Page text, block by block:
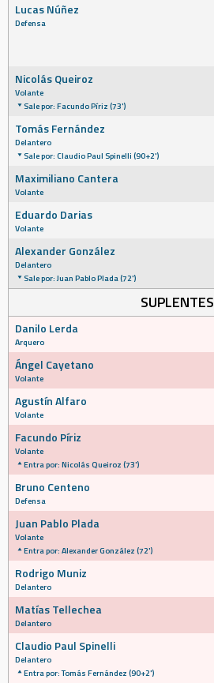
Lucas Núñez
Defensa
Nicolás Queiroz
Volante
Sale por: Facundo Píriz (73')
Tomás Fernández
Delantero
Sale por: Claudio Paul Spinelli (90+2')
Maximiliano Cantera
Volante
Eduardo Darias
Volante
Alexander González
Delantero
Sale por: Juan Pablo Plada (72')
SUPLENTES
Danilo Lerda
Arquero
Ángel Cayetano
Volante
Agustín Alfaro
Volante
Facundo Píriz
Volante
Entra por: Nicolás Queiroz (73')
Bruno Centeno
Defensa
Juan Pablo Plada
Volante
Entra por: Alexander González (72')
Rodrigo Muniz
Delantero
Matías Tellechea
Delantero
Claudio Paul Spinelli
Delantero
Entra por: Tomás Fernández (90+2')